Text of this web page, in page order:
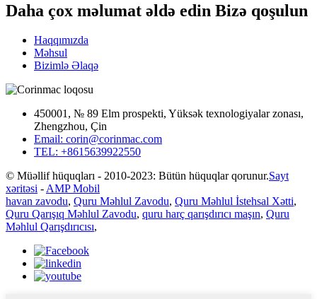
Daha çox məlumat əldə edin Bizə qoşulun
Haqqımızda
Məhsul
Bizimlə Əlaqə
450001, № 89 Elm prospekti, Yüksək texnologiyalar zonası,
Zhengzhou, Çin
Email: corin@corinmac.com
TEL: +8615639922550
© Müəllif hüquqları - 2010-2023: Bütün hüquqlar qorunur.Sayt
xəritəsi -AMP Mobil
havan zavodu, Quru Məhlul Zavodu, Quru Məhlul İstehsal Xətti,
Quru Qarışıq Məhlul Zavodu, quru harç qarışdırıcı maşın, Quru
Məhlul Qarışdırıcısı,